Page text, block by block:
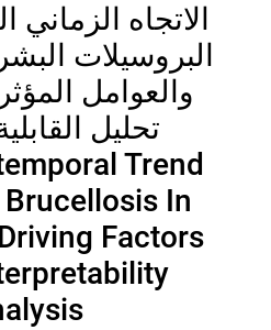
الاتجاه
البروسيلات
والعوامل
تحليل
Trend
In
Factors